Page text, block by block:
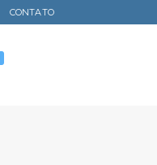
CONTATO